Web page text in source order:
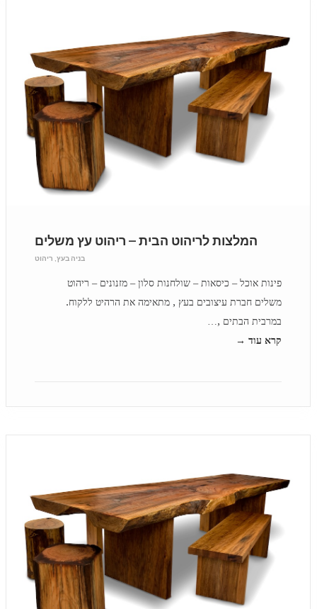
המלצות לריהוט הבית – ריהוט עץ משלים
בניה בעץ, ריהוט
פינות אוכל – כיסאות – שולחנות סלון – מזנונים – ריהוט
משלים חברת עיצובים בעץ , מתאימה את הרהיט ללקוח.
במרבית הבתים ,…
קרא עוד →